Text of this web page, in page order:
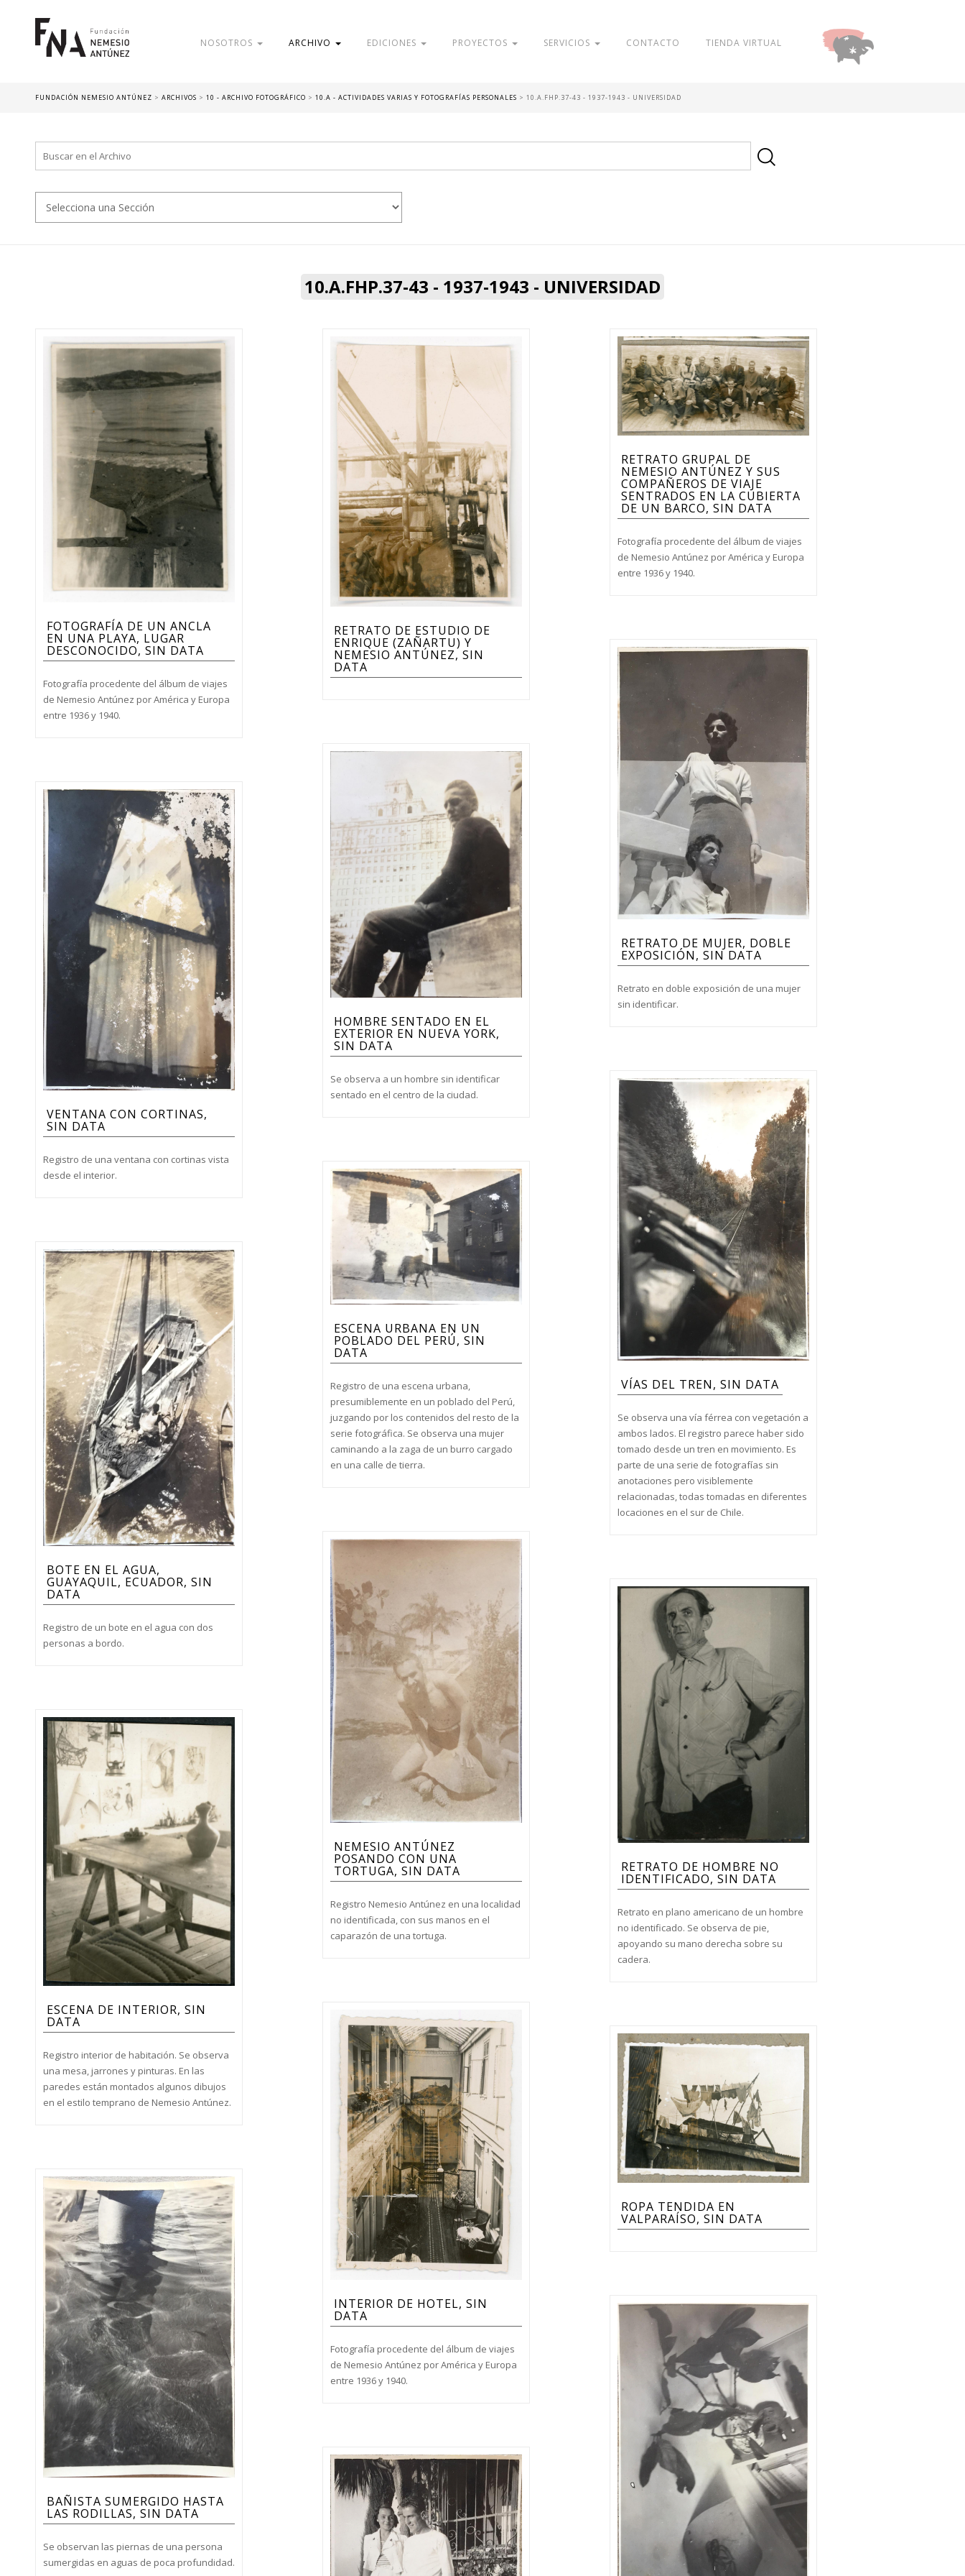
NOSOTROS ARCHIVO EDICIONES PROYECTOS SERVICIOS CONTACTO TIENDA VIRTUAL
FUNDACIÓN NEMESIO ANTÚNEZ > ARCHIVOS > 10 - ARCHIVO FOTOGRÁFICO > 10.A - ACTIVIDADES VARIAS Y FOTOGRAFÍAS PERSONALES > 10.A.FHP.37-43 - 1937-1943 - UNIVERSIDAD
10.A.FHP.37-43 - 1937-1943 - UNIVERSIDAD
FOTOGRAFÍA DE UN ANCLA
EN UNA PLAYA, LUGAR
DESCONOCIDO, SIN DATA
Fotografía procedente del álbum de viajes
de Nemesio Antúnez por América y Europa
entre 1936 y 1940.
RETRATO DE ESTUDIO DE
ENRIQUE (ZAÑARTU) Y
NEMESIO ANTÚNEZ, SIN
DATA
RETRATO GRUPAL DE
NEMESIO ANTÚNEZ Y SUS
COMPAÑEROS DE VIAJE
SENTRADOS EN LA CUBIERTA
DE UN BARCO, SIN DATA
Fotografía procedente del álbum de viajes
de Nemesio Antúnez por América y Europa
entre 1936 y 1940.
RETRATO DE MUJER, DOBLE
EXPOSICIÓN, SIN DATA
Retrato en doble exposición de una mujer
sin identificar.
HOMBRE SENTADO EN EL
EXTERIOR EN NUEVA YORK,
SIN DATA
Se observa a un hombre sin identificar
sentado en el centro de la ciudad.
VENTANA CON CORTINAS,
SIN DATA
Registro de una ventana con cortinas vista
desde el interior.
VÍAS DEL TREN, SIN DATA
Se observa una vía férrea con vegetación a
ambos lados. El registro parece haber sido
tomado desde un tren en movimiento. Es
parte de una serie de fotografías sin
anotaciones pero visiblemente
relacionadas, todas tomadas en diferentes
locaciones en el sur de Chile.
ESCENA URBANA EN UN
POBLADO DEL PERÚ, SIN
DATA
Registro de una escena urbana,
presumiblemente en un poblado del Perú,
juzgando por los contenidos del resto de la
serie fotográfica. Se observa una mujer
caminando a la zaga de un burro cargado
en una calle de tierra.
BOTE EN EL AGUA,
GUAYAQUIL, ECUADOR, SIN
DATA
Registro de un bote en el agua con dos
personas a bordo.
NEMESIO ANTÚNEZ
POSANDO CON UNA
TORTUGA, SIN DATA
Registro Nemesio Antúnez en una localidad
no identificada, con sus manos en el
caparazón de una tortuga.
RETRATO DE HOMBRE NO
IDENTIFICADO, SIN DATA
Retrato en plano americano de un hombre
no identificado. Se observa de pie,
apoyando su mano derecha sobre su
cadera.
ESCENA DE INTERIOR, SIN
DATA
Registro interior de habitación. Se observa
una mesa, jarrones y pinturas. En las
paredes están montados algunos dibujos
en el estilo temprano de Nemesio Antúnez.
INTERIOR DE HOTEL, SIN
DATA
Fotografía procedente del álbum de viajes
de Nemesio Antúnez por América y Europa
entre 1936 y 1940.
ROPA TENDIDA EN
VALPARAÍSO, SIN DATA
BAÑISTA SUMERGIDO HASTA
LAS RODILLAS, SIN DATA
Se observan las piernas de una persona
sumergidas en aguas de poca profundidad.